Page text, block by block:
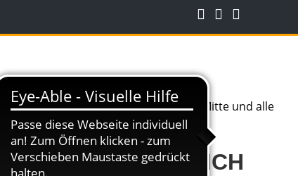
AUSSENBEREICH